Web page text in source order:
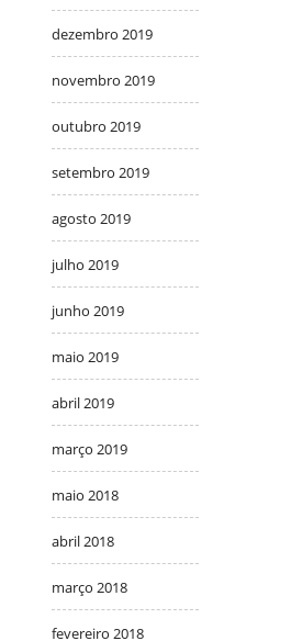
dezembro 2019
novembro 2019
outubro 2019
setembro 2019
agosto 2019
julho 2019
junho 2019
maio 2019
abril 2019
março 2019
maio 2018
abril 2018
março 2018
fevereiro 2018